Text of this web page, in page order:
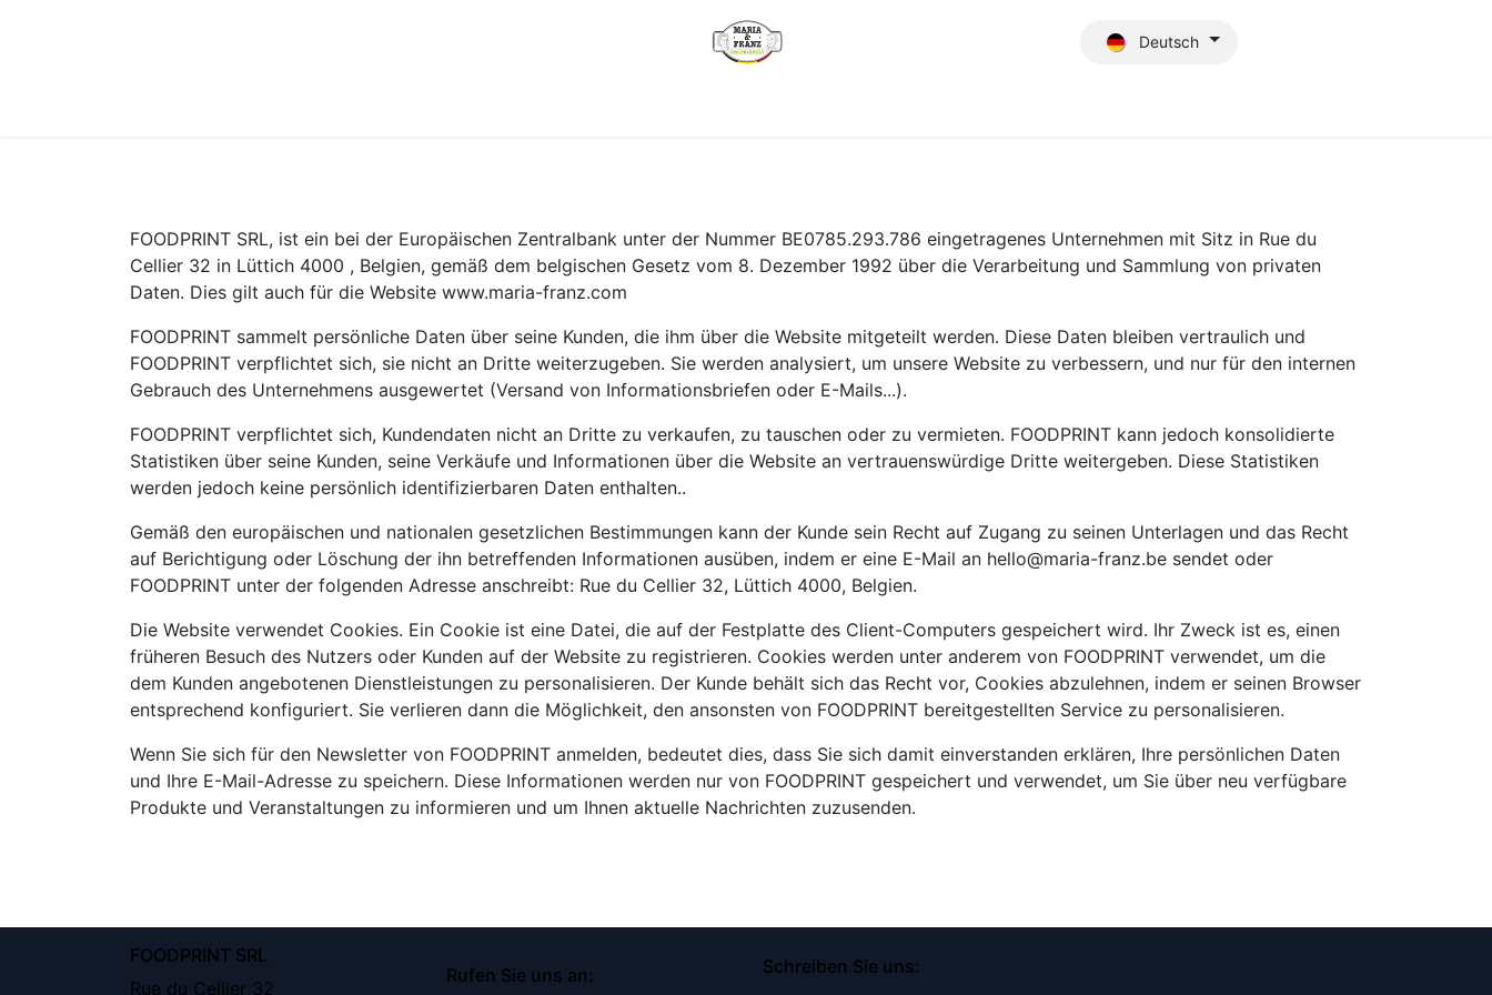
Deutsch
FOODPRINT SRL, ist ein bei der Europäischen Zentralbank unter der Nummer BE0785.293.786 eingetragenes Unternehmen mit Sitz in Rue du
Cellier 32 in Lüttich 4000 , Belgien, gemäß dem belgischen Gesetz vom 8. Dezember 1992 über die Verarbeitung und Sammlung von privaten
Daten. Dies gilt auch für die Website www.maria-franz.com
FOODPRINT sammelt persönliche Daten über seine Kunden, die ihm über die Website mitgeteilt werden. Diese Daten bleiben vertraulich und
FOODPRINT verpflichtet sich, sie nicht an Dritte weiterzugeben. Sie werden analysiert, um unsere Website zu verbessern, und nur für den internen
Gebrauch des Unternehmens ausgewertet (Versand von Informationsbriefen oder E-Mails...).
FOODPRINT verpflichtet sich, Kundendaten nicht an Dritte zu verkaufen, zu tauschen oder zu vermieten. FOODPRINT kann jedoch konsolidierte
Statistiken über seine Kunden, seine Verkäufe und Informationen über die Website an vertrauenswürdige Dritte weitergeben. Diese Statistiken
werden jedoch keine persönlich identifizierbaren Daten enthalten..
Gemäß den europäischen und nationalen gesetzlichen Bestimmungen kann der Kunde sein Recht auf Zugang zu seinen Unterlagen und das Recht
auf Berichtigung oder Löschung der ihn betreffenden Informationen ausüben, indem er eine E-Mail an hello@maria-franz.be sendet oder
FOODPRINT unter der folgenden Adresse anschreibt: Rue du Cellier 32, Lüttich 4000, Belgien.
Die Website verwendet Cookies. Ein Cookie ist eine Datei, die auf der Festplatte des Client-Computers gespeichert wird. Ihr Zweck ist es, einen
früheren Besuch des Nutzers oder Kunden auf der Website zu registrieren. Cookies werden unter anderem von FOODPRINT verwendet, um die
dem Kunden angebotenen Dienstleistungen zu personalisieren. Der Kunde behält sich das Recht vor, Cookies abzulehnen, indem er seinen Browser
entsprechend konfiguriert. Sie verlieren dann die Möglichkeit, den ansonsten von FOODPRINT bereitgestellten Service zu personalisieren.
Wenn Sie sich für den Newsletter von FOODPRINT anmelden, bedeutet dies, dass Sie sich damit einverstanden erklären, Ihre persönlichen Daten
und Ihre E-Mail-Adresse zu speichern. Diese Informationen werden nur von FOODPRINT gespeichert und verwendet, um Sie über neu verfügbare
Produkte und Veranstaltungen zu informieren und um Ihnen aktuelle Nachrichten zuzusenden.
FOODPRINT SRL
Rue du Cellier 32
Rufen Sie uns an: Schreiben Sie uns: